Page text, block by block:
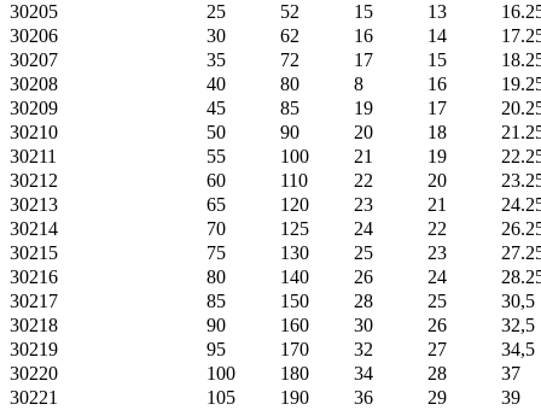
30205
25 52 15 13
30206
30 62 16 14
30207
35 72 17 15
30208
40 80 8 16
30209
45 85 19 17
30210
50 90 20 18
30211
55 100 21 19
30212
60 110 22 20
30213
65 120 23 21
30214
70 125 24 22
30215
75 130 25 23
30216
80 140 26 24
30217
85 150 28 25
30,5
30218
90 160 30 26
32,5
30219
95 170 32 27
34,5
30220
100 180 34 28
37
30221
105 190 36 29
39